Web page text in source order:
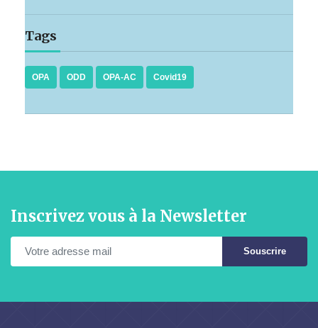
Tags
OPA ODD OPA-AC Covid19
Inscrivez vous à la Newsletter
Souscrire